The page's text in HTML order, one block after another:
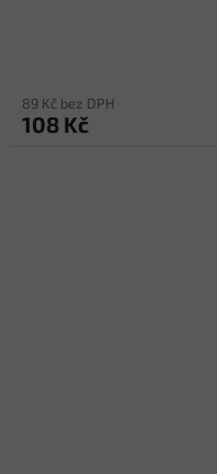
89 Kč bez DPH
108 Kč